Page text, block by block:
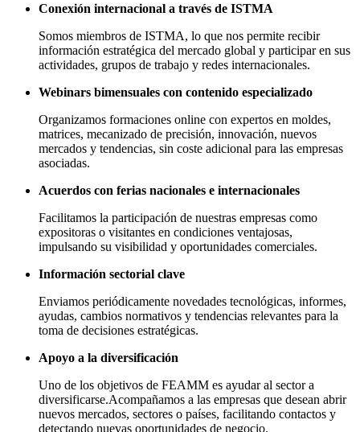
Conexión internacional a través de ISTMA
Somos miembros de ISTMA, lo que nos permite recibir
información estratégica del mercado global y participar en sus
actividades, grupos de trabajo y redes internacionales.
Webinars bimensuales con contenido especializado
Organizamos formaciones online con expertos en moldes,
matrices, mecanizado de precisión, innovación, nuevos
mercados y tendencias, sin coste adicional para las empresas
asociadas.
Acuerdos con ferias nacionales e internacionales
Facilitamos la participación de nuestras empresas como
expositoras o visitantes en condiciones ventajosas,
impulsando su visibilidad y oportunidades comerciales.
Información sectorial clave
Enviamos periódicamente novedades tecnológicas, informes,
ayudas, cambios normativos y tendencias relevantes para la
toma de decisiones estratégicas.
Apoyo a la diversificación
Uno de los objetivos de FEAMM es ayudar al sector a
diversificarse.Acompañamos a las empresas que desean abrir
nuevos mercados, sectores o países, facilitando contactos y
detectando nuevas oportunidades de negocio.